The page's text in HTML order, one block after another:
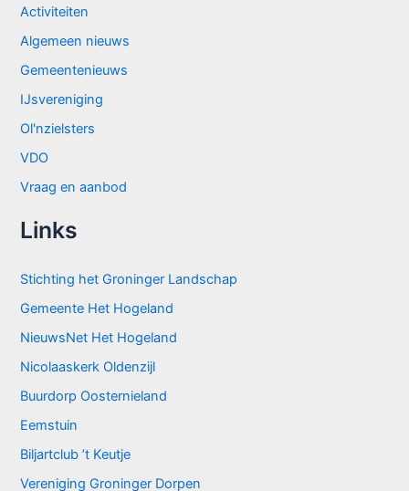
Activiteiten
Algemeen nieuws
Gemeentenieuws
IJsvereniging
Ol'nzielsters
VDO
Vraag en aanbod
Links
Stichting het Groninger Landschap
Gemeente Het Hogeland
NieuwsNet Het Hogeland
Nicolaaskerk Oldenzijl
Buurdorp Oosternieland
Eemstuin
Biljartclub ’t Keutje
Vereniging Groninger Dorpen